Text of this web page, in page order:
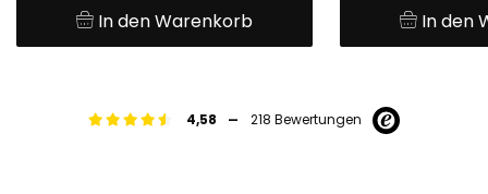
In den Warenkorb In den
4,58 - 218 Bewertungen